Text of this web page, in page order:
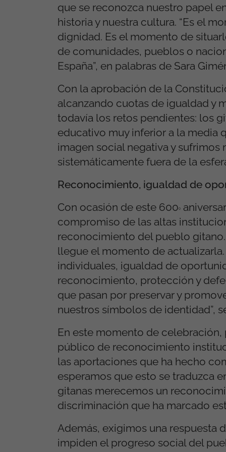
que se reconozca nuestro papel
historia y nuestra cultura. “Es el
dignidad. Es el momento de
de comunidades, pueblos o
España”, en palabras de Sara
Con la aprobación de la
alcanzando cuotas de igualdad y
todavía los retos pendientes: los
educativo muy inferior a la media
imagen social negativa y
sistemáticamente fuera de la
Reconocimiento, igualdad de
Con ocasión de este 600º
compromiso de las altas
reconocimiento del pueblo
llegue el momento de
individuales, igualdad de
reconocimiento, protección y
que pasan por preservar y
nuestros símbolos de identidad”,
En este momento de
público de reconocimiento
las aportaciones que ha hecho
esperamos que esto se traduzca
gitanas merecemos un
discriminación que ha marcado
Además, exigimos una respuesta
impiden el progreso social del